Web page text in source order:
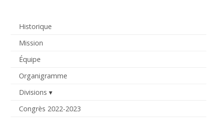
Historique
Mission
Équipe
Organigramme
Divisions
Congrès 2022-2023